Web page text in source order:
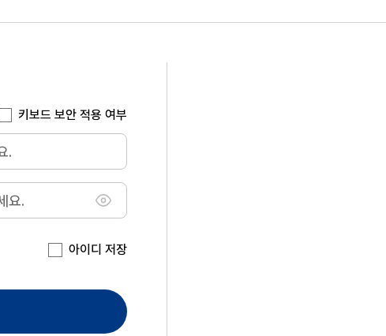
키보드 보안 적용 여부
아이디 저장